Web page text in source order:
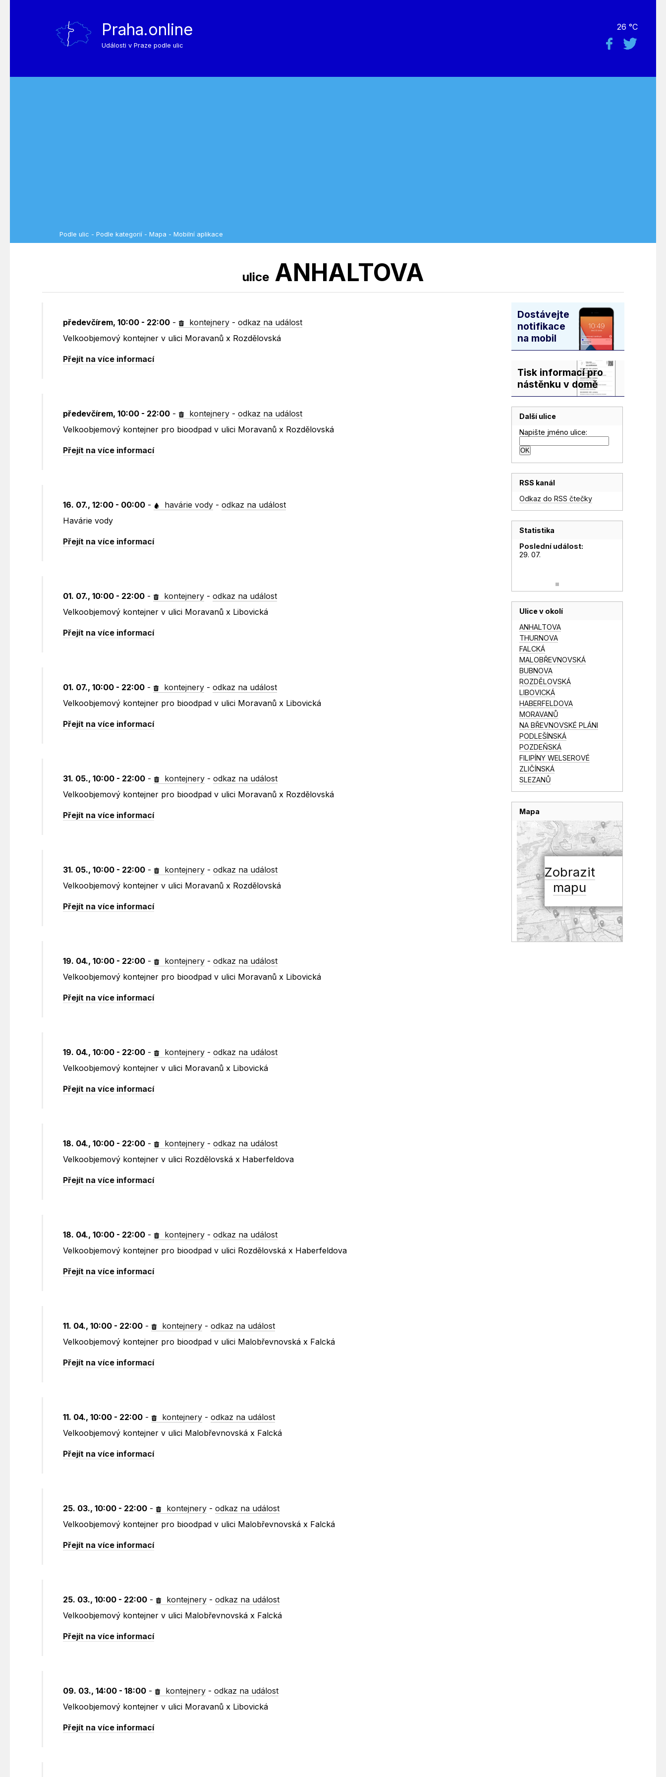
Praha.online
Události v Praze podle ulic
26 °C
Podle ulic - Podle kategorií - Mapa - Mobilní aplikace
uliceANHALTOVA
předevčírem, 10:00 - 22:00 - kontejnery -odkaz na událost
Velkoobjemový kontejner v ulici Moravanů x Rozdělovská
Přejít na více informací
předevčírem, 10:00 - 22:00 - kontejnery -odkaz na událost
Velkoobjemový kontejner pro bioodpad v ulici Moravanů x Rozdělovská
Přejít na více informací
16. 07., 12:00 - 00:00 - havárie vody -odkaz na událost
Havárie vody
Přejít na více informací
01. 07., 10:00 - 22:00 - kontejnery -odkaz na událost
Velkoobjemový kontejner v ulici Moravanů x Libovická
Přejít na více informací
01. 07., 10:00 - 22:00 - kontejnery -odkaz na událost
Velkoobjemový kontejner pro bioodpad v ulici Moravanů x Libovická
Přejít na více informací
31. 05., 10:00 - 22:00 - kontejnery -odkaz na událost
Velkoobjemový kontejner pro bioodpad v ulici Moravanů x Rozdělovská
Přejít na více informací
31. 05., 10:00 - 22:00 - kontejnery -odkaz na událost
Velkoobjemový kontejner v ulici Moravanů x Rozdělovská
Přejít na více informací
19. 04., 10:00 - 22:00 - kontejnery -odkaz na událost
Velkoobjemový kontejner pro bioodpad v ulici Moravanů x Libovická
Přejít na více informací
19. 04., 10:00 - 22:00 - kontejnery -odkaz na událost
Velkoobjemový kontejner v ulici Moravanů x Libovická
Přejít na více informací
18. 04., 10:00 - 22:00 - kontejnery -odkaz na událost
Velkoobjemový kontejner v ulici Rozdělovská x Haberfeldova
Přejít na více informací
18. 04., 10:00 - 22:00 - kontejnery -odkaz na událost
Velkoobjemový kontejner pro bioodpad v ulici Rozdělovská x Haberfeldova
Přejít na více informací
11. 04., 10:00 - 22:00 - kontejnery -odkaz na událost
Velkoobjemový kontejner pro bioodpad v ulici Malobřevnovská x Falcká
Přejít na více informací
11. 04., 10:00 - 22:00 - kontejnery -odkaz na událost
Velkoobjemový kontejner v ulici Malobřevnovská x Falcká
Přejít na více informací
25. 03., 10:00 - 22:00 - kontejnery -odkaz na událost
Velkoobjemový kontejner pro bioodpad v ulici Malobřevnovská x Falcká
Přejít na více informací
25. 03., 10:00 - 22:00 - kontejnery -odkaz na událost
Velkoobjemový kontejner v ulici Malobřevnovská x Falcká
Přejít na více informací
09. 03., 14:00 - 18:00 - kontejnery -odkaz na událost
Velkoobjemový kontejner v ulici Moravanů x Libovická
Přejít na více informací
Dostávejte
notifikace
na mobil
Tisk informací pro
nástěnku v domě
Další ulice
Napište jméno ulice:
RSS kanál
Odkaz do RSS čtečky
Statistika
Poslední událost:
29. 07.
Ulice v okolí
ANHALTOVA
THURNOVA
FALCKÁ
MALOBŘEVNOVSKÁ
BUBNOVA
ROZDĚLOVSKÁ
LIBOVICKÁ
HABERFELDOVA
MORAVANŮ
NA BŘEVNOVSKÉ PLÁNI
PODLEŠÍNSKÁ
POZDEŇSKÁ
FILIPÍNY WELSEROVÉ
ZLIČÍNSKÁ
SLEZANŮ
Mapa
Zobrazit
mapu